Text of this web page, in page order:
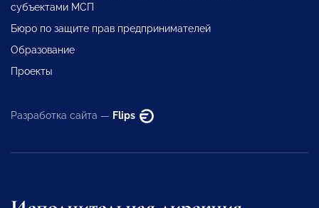
субъектами МСП
Бюро по защите прав предпринимателей
Образование
Проекты
Разработка сайта — Flips